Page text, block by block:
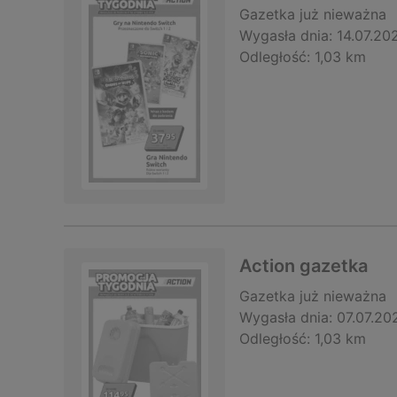
Gazetka już nieważna
Wygasła dnia:
Odległość: 1,03 km
Action gazetka
Gazetka już nieważna
Wygasła dnia:
Odległość: 1,03 km